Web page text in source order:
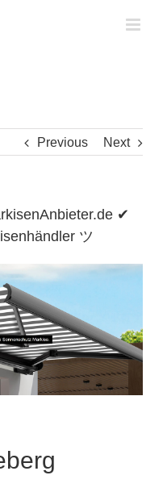
Previous Next
✔
ツ